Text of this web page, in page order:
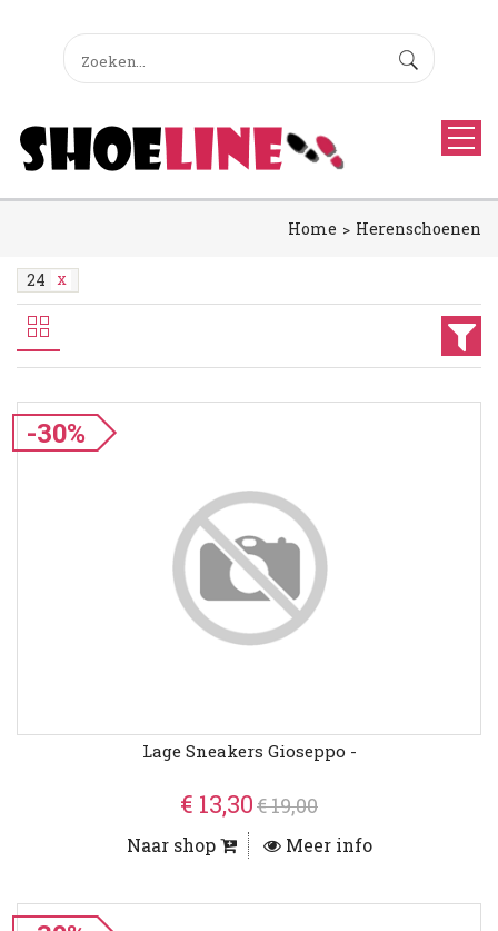
Home Herenschoenen
24
-30%
Lage Sneakers Gioseppo -
€ 13,30€ 19,00
Naar shop Meer info